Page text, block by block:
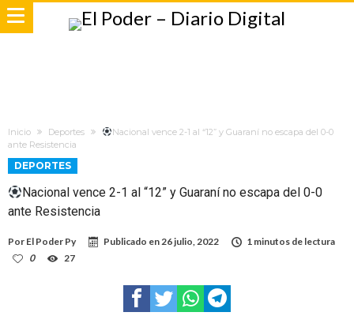
Inicio Deportes
Nacional vence 2-1 al “12” y Guaraní no escapa del 0-0
ante Resistencia
DEPORTES
Nacional vence 2-1 al “12” y Guaraní no escapa del 0-0
ante Resistencia
Por El Poder Py Publicado en26 julio, 2022
1 minutos de lectura
0
27